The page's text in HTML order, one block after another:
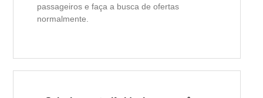
passageiros e faça a busca de ofertas
normalmente.